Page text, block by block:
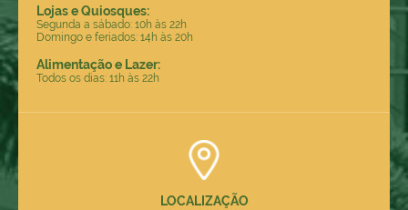
Lojas e Quiosques:
Segunda a sábado: 10h às 22h
Domingo e feriados: 14h às 20h
Alimentação e Lazer:
Todos os dias: 11h às 22h
LOCALIZAÇÃO